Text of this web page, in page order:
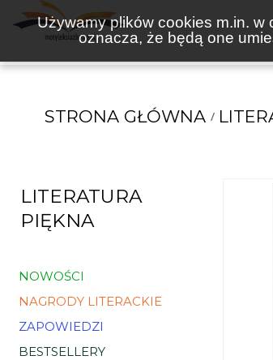
Używamy plików cookies m.in. w
oznacza, że będą one
STRONA GŁÓWNA
LITERATURA
PIĘKNA
NOWOŚCI
NAGRODY LITERACKIE
ZAPOWIEDZI
BESTSELLERY